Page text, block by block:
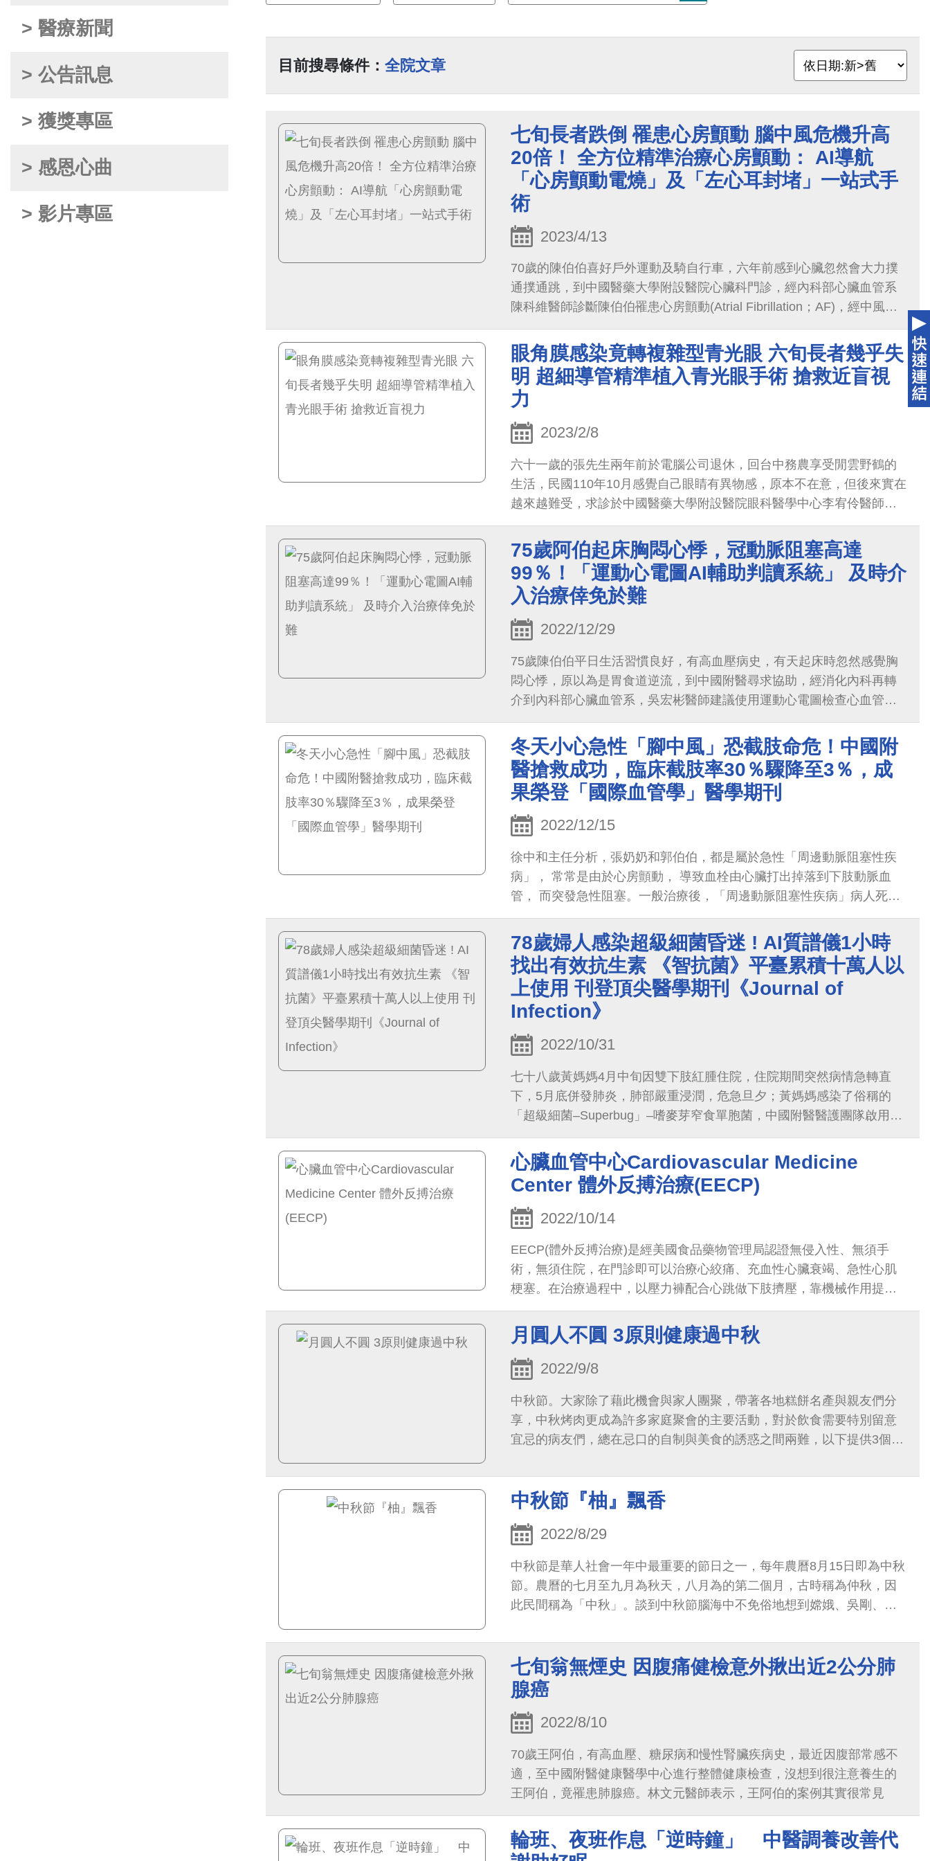
> 醫療新聞
> 公告訊息
> 獲獎專區
> 感恩心曲
> 影片專區
目前搜尋條件： 全院文章
七旬長者跌倒 罹患心房顫動 腦中風危機升高
20倍！ 全方位精準治療心房顫動： AI導航
「心房顫動電燒」及「左心耳封堵」一站式手
術
2023/4/13
70歲的陳伯伯喜好戶外運動及騎自行車，六年前感到心臟忽然會大力撲
通撲通跳，到中國醫藥大學附設醫院心臟科門診，經內科部心臟血管系
陳科維醫師診斷陳伯伯罹患心房顫動(Atrial Fibrillation；AF)，經中風風
險指數評估（CHA2DS2-VASc Score）
眼角膜感染竟轉複雜型青光眼 六旬長者幾乎失
明 超細導管精準植入青光眼手術 搶救近盲視
力
2023/2/8
六十一歲的張先生兩年前於電腦公司退休，回台中務農享受閒雲野鶴的
生活，民國110年10月感覺自己眼睛有異物感，原本不在意，但後來實在
越來越難受，求診於中國醫藥大學附設醫院眼科醫學中心李宥伶醫師，
確診張先生的眼角膜受黴菌感染嚴重潰瘍，經治療癒合後留下角膜疤
痕，出現複雜型青光眼，其中右眼視力不到0.01，幾乎失明，產生隅角
沾黏以及虹膜新生血管等多重後遺症，
75歲阿伯起床胸悶心悸，冠動脈阻塞高達
99％！「運動心電圖AI輔助判讀系統」 及時介
入治療倖免於難
2022/12/29
75歲陳伯伯平日生活習慣良好，有高血壓病史，有天起床時忽然感覺胸
悶心悸，原以為是胃食道逆流，到中國附醫尋求協助，經消化內科再轉
介到內科部心臟血管系，吳宏彬醫師建議使用運動心電圖檢查心血管狀
呈現缺氧，依傳統人工判讀與風險因子評估僅為冠狀動脈中度風險
冬天小心急性「腳中風」恐截肢命危！中國附
醫搶救成功，臨床截肢率30％驟降至3％，成
果榮登「國際血管學」醫學期刊
2022/12/15
徐中和主任分析，張奶奶和郭伯伯，都是屬於急性「周邊動脈阻塞性疾
病」， 常常是由於心房顫動， 導致血栓由心臟打出掉落到下肢動脈血
管， 而突發急性阻塞。一般治療後，「周邊動脈阻塞性疾病」病人死亡
率以及截肢率仍有20-30%。針對此重大疾病風險，中國附醫2016年成立
了「24小時溶栓團隊」， 投入研究治療
78歲婦人感染超級細菌昏迷 ! AI質譜儀1小時
找出有效抗生素 《智抗菌》平臺累積十萬人以
上使用 刊登頂尖醫學期刊《Journal of
Infection》
2022/10/31
七十八歲黃媽媽4月中旬因雙下肢紅腫住院，住院期間突然病情急轉直
下，5月底併發肺炎，肺部嚴重浸潤，危急旦夕；黃媽媽感染了俗稱的
「超級細菌–Superbug」–嗜麥芽窄食單胞菌，中國附醫醫護團隊啟用智
心臟血管中心Cardiovascular Medicine
Center 體外反搏治療(EECP)
2022/10/14
EECP(體外反搏治療)是經美國食品藥物管理局認證無侵入性、無須手
術，無須住院，在門診即可以治療心絞痛、充血性心臟衰竭、急性心肌
梗塞。在治療過程中，以壓力褲配合心跳做下肢擠壓，靠機械作用提高
主動脈舒張壓，減低主動脈收縮壓，在不增加心臟負荷的情況...
月圓人不圓 3原則健康過中秋
2022/9/8
中秋節。大家除了藉此機會與家人團聚，帶著各地糕餅名產與親友們分
享，中秋烤肉更成為許多家庭聚會的主要活動，對於飲食需要特別留意
宜忌的病友們，總在忌口的自制與美食的誘惑之間兩難，以下提供3個原
盤」建議「每餐水果拳頭大」
中秋節『柚』飄香
2022/8/29
中秋節是華人社會一年中最重要的節日之一，每年農曆8月15日即為中秋
節。農曆的七月至九月為秋天，八月為的第二個月，古時稱為仲秋，因
此民間稱為「中秋」。談到中秋節腦海中不免俗地想到嫦娥、吳剛、玉
七旬翁無煙史 因腹痛健檢意外揪出近2公分肺
腺癌
2022/8/10
70歲王阿伯，有高血壓、糖尿病和慢性腎臟疾病史，最近因腹部常感不
適，至中國附醫健康醫學中心進行整體健康檢查，沒想到很注意養生的
王阿伯，竟罹患肺腺癌。林文元醫師表示，王阿伯的案例其實很常見
輪班、夜班作息「逆時鐘」 中醫調養改善代